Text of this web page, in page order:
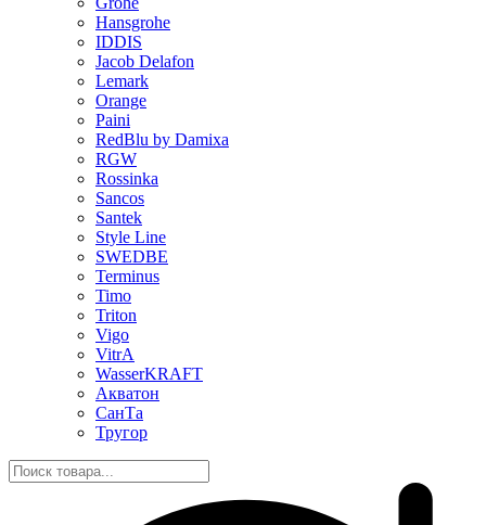
Hansgrohe
IDDIS
Jacob Delafon
Lemark
Orange
Paini
RedBlu by Damixa
RGW
Rossinka
Sancos
Santek
Style Line
SWEDBE
Terminus
Timo
Triton
Vigo
VitrA
WasserKRAFT
Акватон
СанТа
Тругор